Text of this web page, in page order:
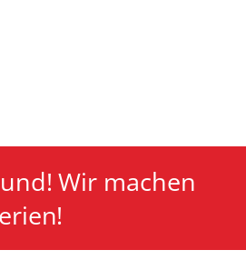
Wir machen